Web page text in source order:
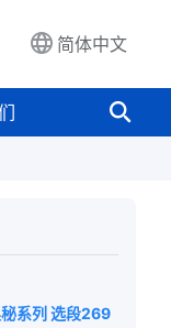
简体中文
系列 选段269